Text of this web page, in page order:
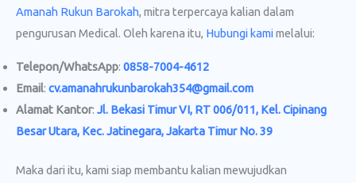
Amanah Rukun Barokah, mitra terpercaya kalian dalam
pengurusan Medical. Oleh karena itu, Hubungi kamimelalui:
Telepon/WhatsApp: 0858-7004-4612
Email: cv.amanahrukunbarokah354@gmail.com
Alamat Kantor: Jl. Bekasi Timur VI, RT 006/011, Kel. Cipinang
Besar Utara, Kec. Jatinegara, Jakarta Timur No. 39
Maka dari itu, kami siap membantu kalian mewujudkan